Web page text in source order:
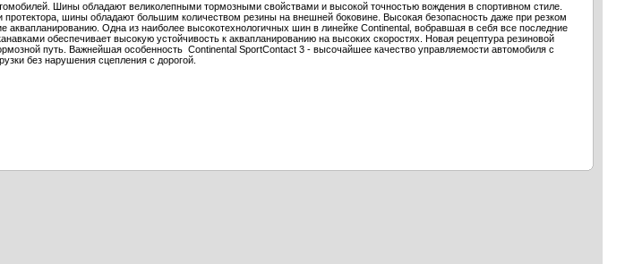
Шины обладают великолепными тормозными свойствами и высокой точностью вождения в спортивном стиле.
протектора, шины обладают большим количеством резины на внешней боковине. Высокая безопасность даже при резком
Одна из наиболее высокотехнологичных шин в линейке Continental, вобравшая в себя все последние
обеспечивает высокую устойчивость к аквапланированию на высоких скоростях. Новая рецептура резиновой
путь. Важнейшая особенность Continental SportContact 3 - высочайшее качество управляемости автомобиля с
без нарушения сцепления с дорогой.